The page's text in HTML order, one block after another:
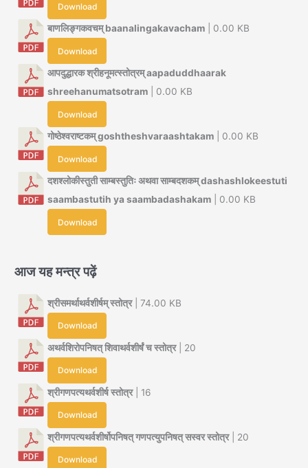
Download
बाणलिङ्गकवचम् baanalingakavacham | 0.00 KB
Download
आपदुद्धारक श्रीहनूमत्स्तोत्रम् aapaduddhaarak
shreehanumatsotram | 0.00 KB
Download
गोष्ठेश्वराष्टकम् goshtheshvaraashtakam | 0.00 KB
Download
दशश्लोकीस्तुती साम्बस्तुतिः अथवा साम्बदशकम् dashashlokeestuti
saambastutih ya saambadashakam | 0.00 KB
Download
आज यह मन्त्र पढ़ें
श्रीसमर्थाथर्वशीर्षम् स्तोत्र| 74.00 KB
Download
अथर्वशिरोपनिषत् शिवाथर्वशीर्षं च स्तोत्र| 20
Download
श्रीगणपत्यथर्वशीर्ष स्तोत्र| 16
Download
श्रीगणपत्यथर्वशीर्षोपनिषत् गणपत्युपनिषत् सस्वर स्तोत्र| 20
Download